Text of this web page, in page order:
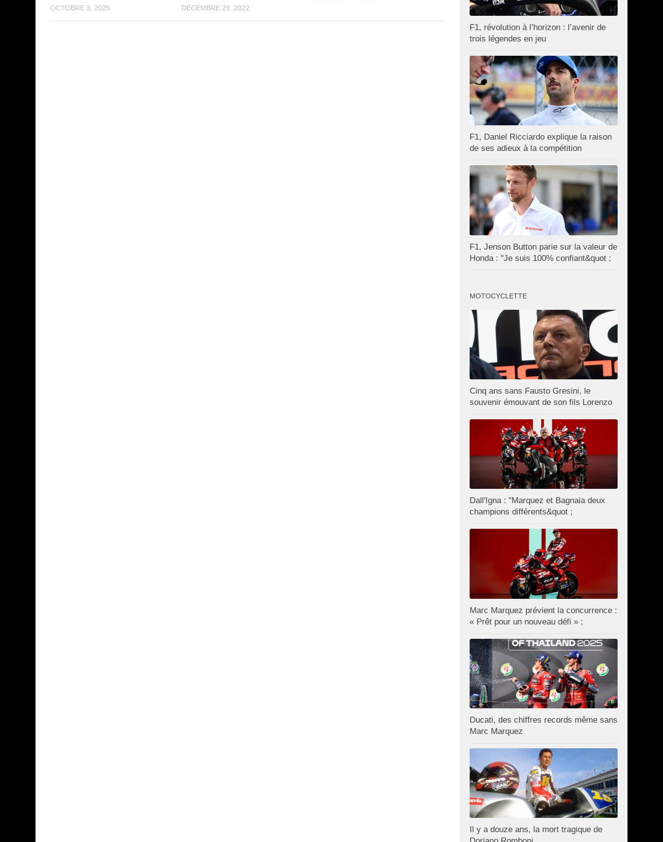
OCTOBRE 3, 2025 DÉCEMBRE 29, 2022
F1, révolution à l’horizon : l’avenir de
trois légendes en jeu
F1, Daniel Ricciardo explique la raison
de ses adieux à la compétition
F1, Jenson Button parie sur la valeur de
Honda : "Je suis 100% confiant&quot ;
MOTOCYCLETTE
Cinq ans sans Fausto Gresini, le
souvenir émouvant de son fils Lorenzo
Dall'Igna : "Marquez et Bagnaia deux
champions différents&quot ;
Marc Marquez prévient la concurrence :
« Prêt pour un nouveau défi » ;
Ducati, des chiffres records même sans
Marc Marquez
Il y a douze ans, la mort tragique de